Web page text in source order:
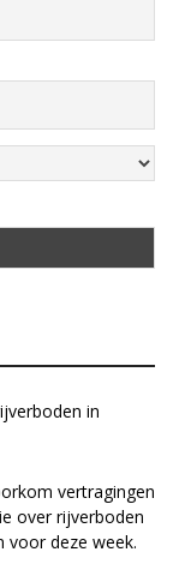
in
vertragingen
over rijverboden
voor deze week.